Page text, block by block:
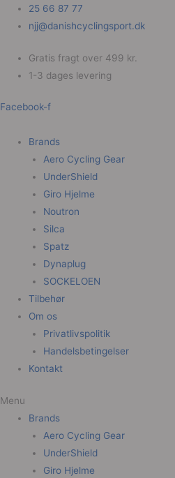
25 66 87 77
njj@danishcyclingsport.dk
Gratis fragt over 499 kr.
1-3 dages levering
Facebook-f
Brands
Aero Cycling Gear
UnderShield
Giro Hjelme
Noutron
Silca
Spatz
Dynaplug
SOCKELOEN
Tilbehør
Om os
Privatlivspolitik
Handelsbetingelser
Kontakt
Menu
Brands
Aero Cycling Gear
UnderShield
Giro Hjelme